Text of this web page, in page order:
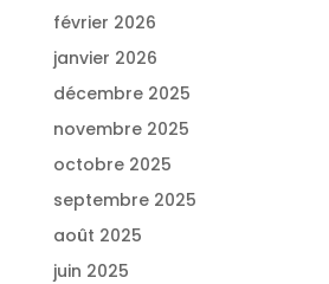
février 2026
janvier 2026
décembre 2025
novembre 2025
octobre 2025
septembre 2025
août 2025
juin 2025